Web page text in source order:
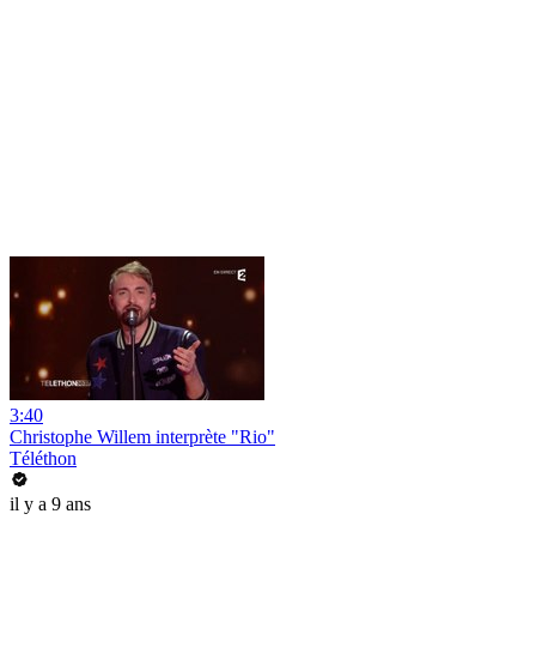
3:40
Christophe Willem interprète "Rio"
Téléthon
il y a 9 ans